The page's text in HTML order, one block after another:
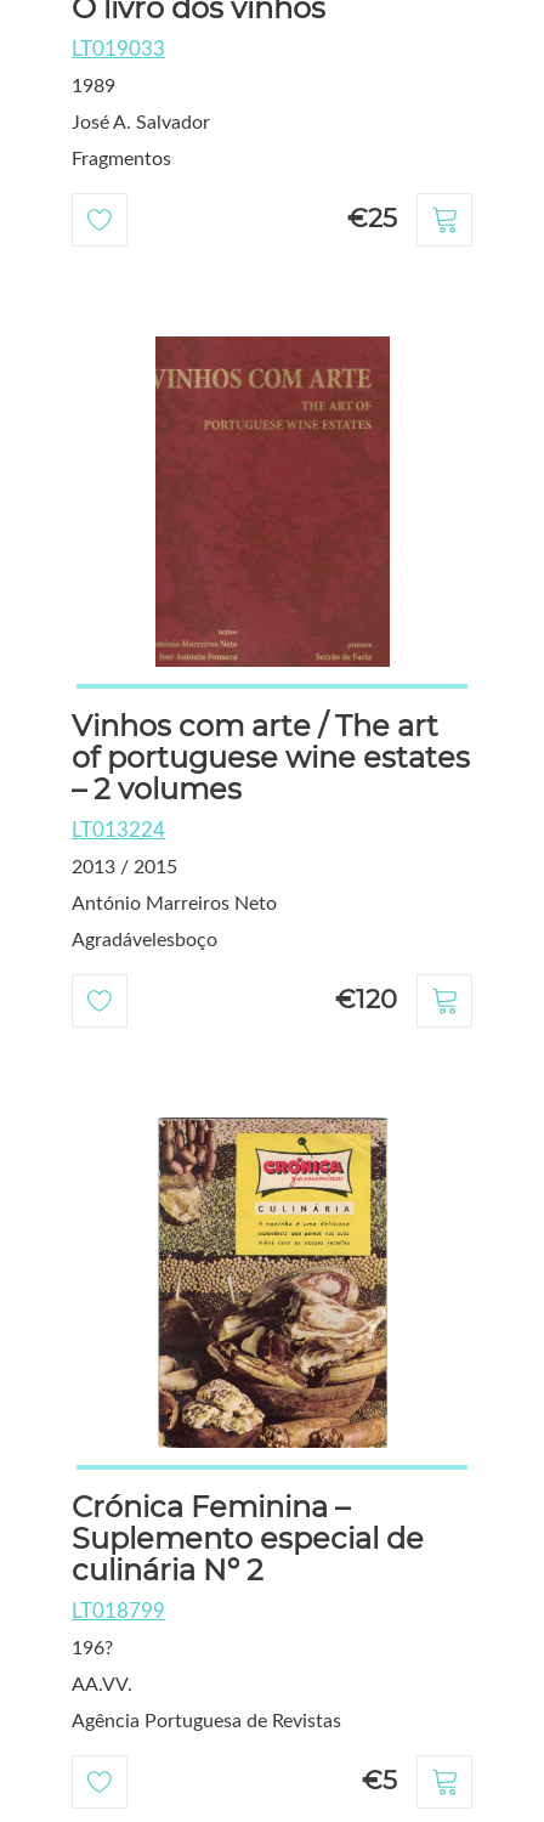
O livro dos vinhos
LT019033
1989
José A. Salvador
Fragmentos
€25
Vinhos com arte / The art
of portuguese wine estates
– 2 volumes
LT013224
2013 / 2015
António Marreiros Neto
Agradávelesboço
€120
Crónica Feminina –
Suplemento especial de
culinária Nº 2
LT018799
196?
AA.VV.
Agência Portuguesa de Revistas
€5